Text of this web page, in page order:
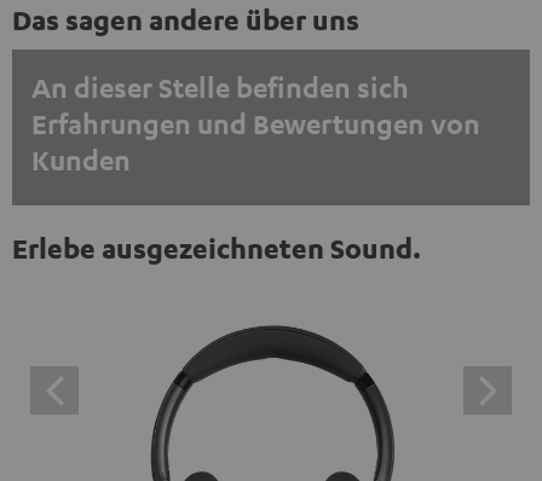
Das sagen andere über uns
An dieser Stelle befinden sich
Erfahrungen und Bewertungen von
Kunden
EINMALIG ZUSTIMMEN UND ANZEIGEN
Trustpilot‑Bewertungen sind externe Inhalte. Der
externe Inhalt kann hier mit nur einem Klick angezeigt
werden. Mit dem Anklicken des Inhalts wird zugestimmt,
dass externe Inhalte angezeigt werden. Dabei können
personenbezogene Daten an Drittplattformen
Erlebe ausgezeichneten Sound.